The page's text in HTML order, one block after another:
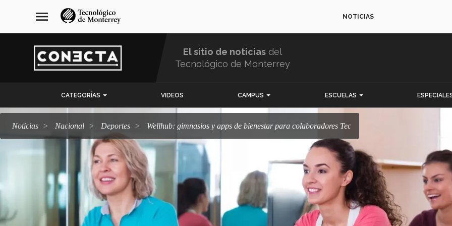
navegación
principal
menu NOTICIAS
El sitio de noticias del
Tecnológico de Monterrey
CATEGORÍAS VIDEOS CAMPUS ESCUELAS
Noticias Nacional deportes Wellhub: gimnasios y apps de bienestar para colaboradores Tec